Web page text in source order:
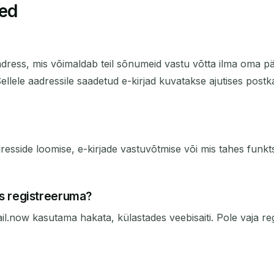
mis võimaldab teil sõnumeid vastu võtta ilma oma
aadressile saadetud e-kirjad kuvatakse ajutises
loomise, e-kirjade vastuvõtmise või mis tahes
registreeruma?
kasutama hakata, külastades veebisaiti. Pole vaja